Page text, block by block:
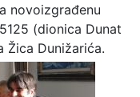
novoizgrađenu
(dionica Dunat
Žica Dunižarića.